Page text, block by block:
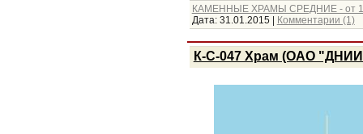
КАМЕННЫЕ ХРАМЫ СРЕДНИЕ - от
Дата: 31.01.2015 Комментарии (1)
К-С-047 Храм (ОАО